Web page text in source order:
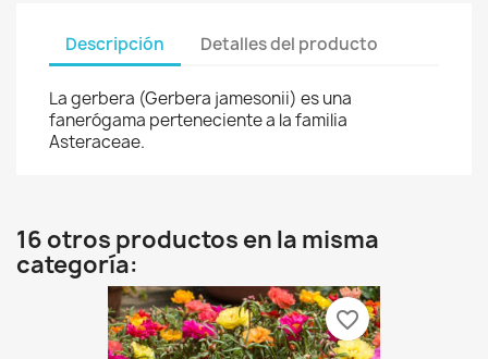
Descripción Detalles del producto
La gerbera (Gerbera jamesonii) es una
fanerógama perteneciente a la familia
Asteraceae.
16 otros productos en la misma
categoría:
favorite_border